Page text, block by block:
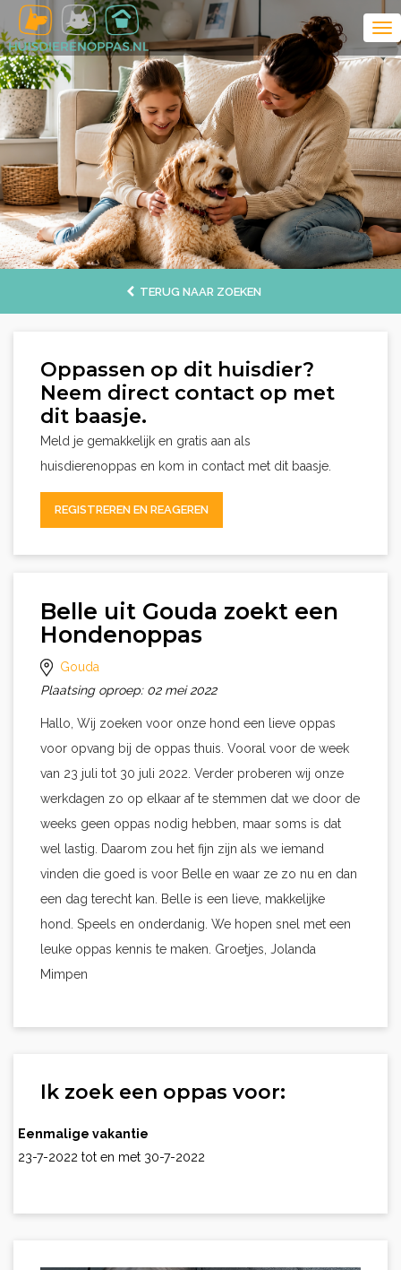
TERUG NAAR ZOEKEN
Oppassen op dit huisdier?
Neem direct contact op met
dit baasje.
Meld je gemakkelijk en gratis aan als
huisdierenoppas en kom in contact met dit baasje.
REGISTREREN EN REAGEREN
Belle uit Gouda zoekt een
Hondenoppas
Gouda
Plaatsing oproep: 02 mei 2022
Hallo, Wij zoeken voor onze hond een lieve oppas
voor opvang bij de oppas thuis. Vooral voor de week
van 23 juli tot 30 juli 2022. Verder proberen wij onze
werkdagen zo op elkaar af te stemmen dat we door de
weeks geen oppas nodig hebben, maar soms is dat
wel lastig. Daarom zou het fijn zijn als we iemand
vinden die goed is voor Belle en waar ze zo nu en dan
een dag terecht kan. Belle is een lieve, makkelijke
hond. Speels en onderdanig. We hopen snel met een
leuke oppas kennis te maken. Groetjes, Jolanda
Mimpen
Ik zoek een oppas voor:
Eenmalige vakantie
23-7-2022 tot en met 30-7-2022